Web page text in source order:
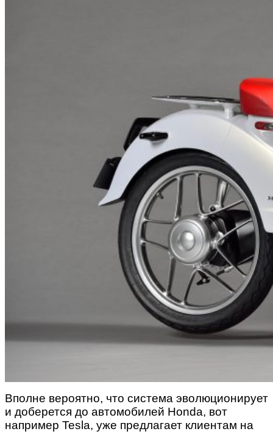
Вполне вероятно, что система эволюционирует
и доберется до автомобилей Honda, вот
например Tesla, уже предлагает клиентам на